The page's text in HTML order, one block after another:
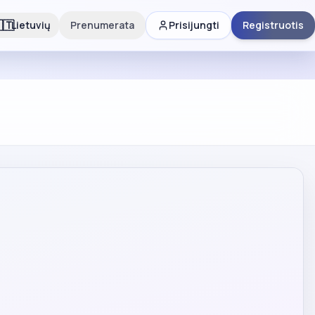
Lietuvių Prenumerata Prisijungti Registruotis